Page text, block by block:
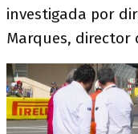
investigada por
Marques, director